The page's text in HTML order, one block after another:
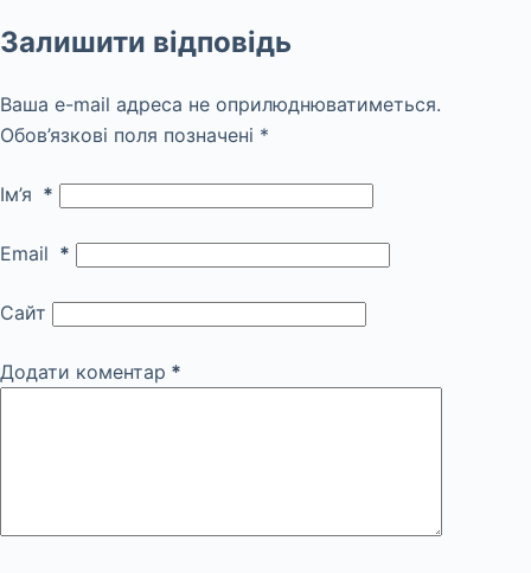
Залишити відповідь
Ваша e-mail адреса не оприлюднюватиметься.
Обов’язкові поля позначені *
Ім’я *
Email *
Сайт
Додати коментар *